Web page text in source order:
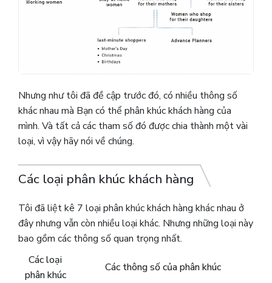
Nhưng như tôi đã đề cập trước đó, có nhiều thông số
khác nhau mà Bạn có thể phân khúc khách hàng của
mình. Và tất cả các tham số đó được chia thành một vài
loại, vì vậy hãy nói về chúng.
Các loại phân khúc khách hàng
Tôi đã liệt kê 7 loại phân khúc khách hàng khác nhau ở
đây nhưng vẫn còn nhiều loại khác. Nhưng những loại này
bao gồm các thông số quan trọng nhất.
Các loại
phân khúc
Các thông số của phân khúc